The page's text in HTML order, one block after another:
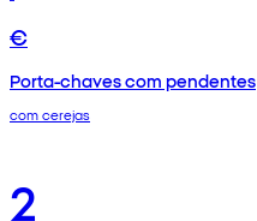
€
Porta-chaves com pendentes
com cerejas
2